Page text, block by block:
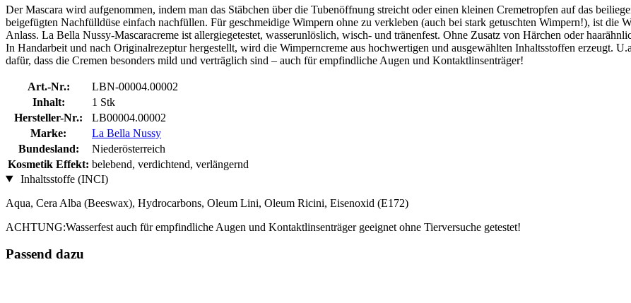
Der Mascara wird aufgenommen, indem man das Stäbchen über die Tubenöffnung streicht oder einen kleinen Cremetropfen auf das
beigefügten Nachfülldüse einfach nachfüllen. Für geschmeidige Wimpern ohne zu verkleben (auch bei stark getuschten Wimpern!), ist die
Anlass. La Bella Nussy-Mascaracreme ist allergiegetestet, wasserunlöslich, wisch- und tränenfest. Ohne Zusatz von Härchen oder
In Handarbeit und nach Originalrezeptur hergestellt, wird die Wimperncreme aus hochwertigen und ausgewählten Inhaltsstoffen erzeugt.
dafür, dass die Cremen besonders mild und verträglich sind – auch für empfindliche Augen und Kontaktlinsenträger!
Art.-Nr.:
LBN-00004.00002
Inhalt:
1 Stk
Hersteller-Nr.:
LB00004.00002
Marke:
La Bella Nussy
Bundesland:
Niederösterreich
Kosmetik Effekt: belebend, verdichtend, verlängernd
Inhaltsstoffe (INCI)
Aqua, Cera Alba (Beeswax), Hydrocarbons, Oleum Lini, Oleum Ricini, Eisenoxid (E172)
ACHTUNG:Wasserfest auch für empfindliche Augen und Kontaktlinsenträger geeignet ohne Tierversuche getestet!
Passend dazu